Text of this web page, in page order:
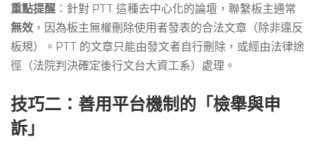
重點提醒 ：針對 PTT 這種去中心化的論壇，聯繫板主通常
無效 ，因為板主無權刪除使用者發表的合法文章（除非違反
板規）。PTT 的文章只能由發文者自行刪除，或經由法律途
徑（法院判決確定後行文台大資工系）處理。
技巧二：善用平台機制的「檢舉與申
訴」